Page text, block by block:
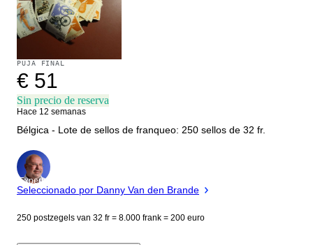
PUJA FINAL
€ 51
Sin precio de reserva
Hace 12 semanas
Bélgica - Lote de sellos de franqueo: 250 sellos de 32 fr.
Experto
Seleccionado por Danny Van den Brande
250 postzegels van 32 fr = 8.000 frank = 200 euro